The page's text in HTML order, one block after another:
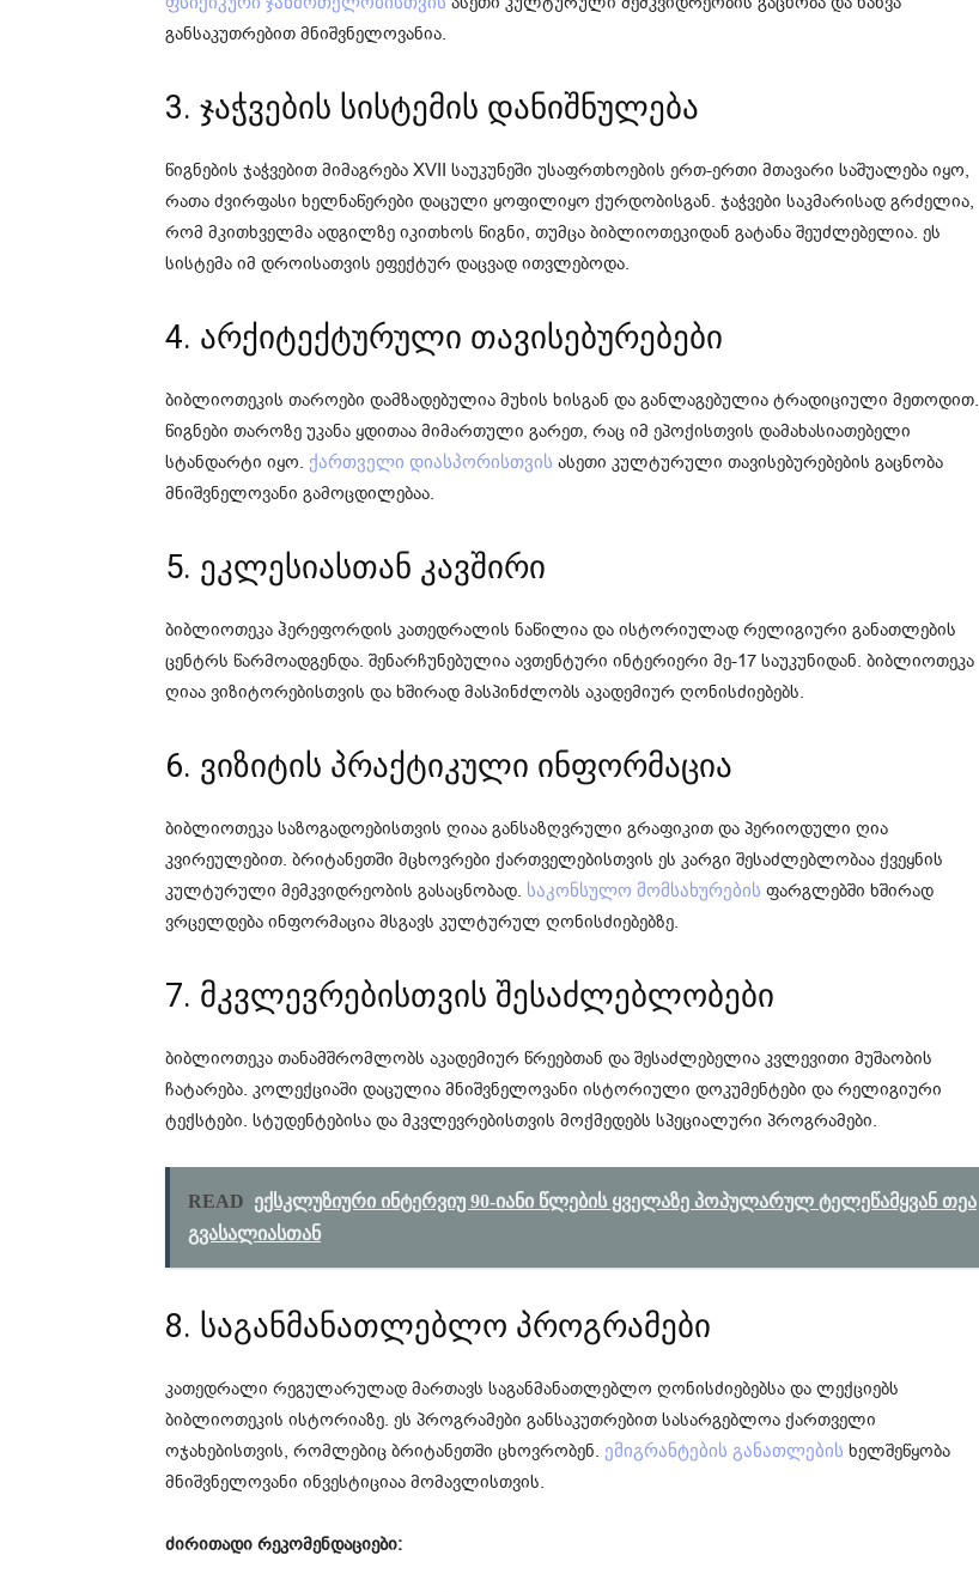
განსაკუთრებით მნიშვნელოვანია.
3. ჯაჭვების სისტემის დანიშნულება
წიგნების ჯაჭვებით მიმაგრება XVII საუკუნეში უსაფრთხოების ერთ-ერთი მთავარი საშუალება იყო,
რათა ძვირფასი ხელნაწერები დაცული ყოფილიყო ქურდობისგან. ჯაჭვები საკმარისად გრძელია,
რომ მკითხველმა ადგილზე იკითხოს წიგნი, თუმცა ბიბლიოთეკიდან გატანა შეუძლებელია. ეს
სისტემა იმ დროისათვის ეფექტურ დაცვად ითვლებოდა.
4. არქიტექტურული თავისებურებები
ბიბლიოთეკის თაროები დამზადებულია მუხის ხისგან და განლაგებულია ტრადიციული მეთოდით.
წიგნები თაროზე უკანა ყდითაა მიმართული გარეთ, რაც იმ ეპოქისთვის დამახასიათებელი
სტანდარტი იყო. ქართველი დიასპორისთვის ასეთი კულტურული თავისებურებების გაცნობა
მნიშვნელოვანი გამოცდილებაა.
5. ეკლესიასთან კავშირი
ბიბლიოთეკა ჰერეფორდის კათედრალის ნაწილია და ისტორიულად რელიგიური განათლების
ცენტრს წარმოადგენდა. შენარჩუნებულია ავთენტური ინტერიერი მე-17 საუკუნიდან. ბიბლიოთეკა
ღიაა ვიზიტორებისთვის და ხშირად მასპინძლობს აკადემიურ ღონისძიებებს.
6. ვიზიტის პრაქტიკული ინფორმაცია
ბიბლიოთეკა საზოგადოებისთვის ღიაა განსაზღვრული გრაფიკით და პერიოდული ღია
კვირეულებით. ბრიტანეთში მცხოვრები ქართველებისთვის ეს კარგი შესაძლებლობაა ქვეყნის
კულტურული მემკვიდრეობის გასაცნობად. საკონსულო მომსახურების ფარგლებში ხშირად
ვრცელდება ინფორმაცია მსგავს კულტურულ ღონისძიებებზე.
7. მკვლევრებისთვის შესაძლებლობები
ბიბლიოთეკა თანამშრომლობს აკადემიურ წრეებთან და შესაძლებელია კვლევითი მუშაობის
ჩატარება. კოლექციაში დაცულია მნიშვნელოვანი ისტორიული დოკუმენტები და რელიგიური
ტექსტები. სტუდენტებისა და მკვლევრებისთვის მოქმედებს სპეციალური პროგრამები.
READ ექსკლუზიური ინტერვიუ 90-იანი წლე­ბის ყვე­ლა­ზე პო­პუ­ლა­რუ­ლ ტე­ლე­წამ­ყვა­ნ თეა
გვა­სა­ლიასთან
8. საგანმანათლებლო პროგრამები
კათედრალი რეგულარულად მართავს საგანმანათლებლო ღონისძიებებსა და ლექციებს
ბიბლიოთეკის ისტორიაზე. ეს პროგრამები განსაკუთრებით სასარგებლოა ქართველი
ოჯახებისთვის, რომლებიც ბრიტანეთში ცხოვრობენ. ემიგრანტების განათლების ხელშეწყობა
მნიშვნელოვანი ინვესტიციაა მომავლისთვის.
ძირითადი რეკომენდაციები: